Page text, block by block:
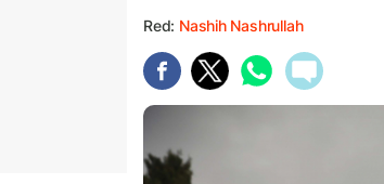
Red: Nashih Nashrullah